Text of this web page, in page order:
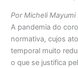
Por Micheli Mayumi
A pandemia do
normativa, cujos
temporal muito
o que se justifica